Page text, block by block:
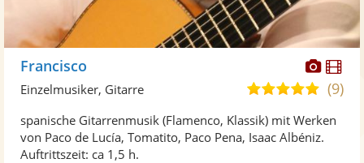
Fotos
Francisco
4,9
5
(9)
Einzelmusiker, Gitarre
spanische Gitarrenmusik (Flamenco, Klassik) mit Werken
von Paco de Lucía, Tomatito, Paco Pena, Isaac Albéniz.
Auftrittszeit: ca 1,5 h.